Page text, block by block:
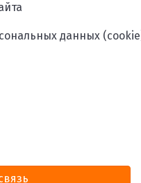
данных